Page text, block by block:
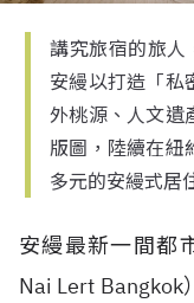
講究旅宿的旅人
安縵以打造「私
外桃源、人文遺
版圖，陸續在紐
多元的安縵式居
安縵最新一間都
Nai Lert Bangkok